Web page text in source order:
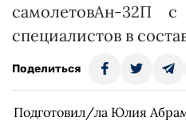
самолетовАн-32П
специалистов в
Поделиться
Подготовил/ла Юлия